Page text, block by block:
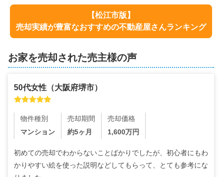
【松江市版】
売却実績が豊富なおすすめの不動産屋さんランキング
お家を売却された売主様の声
50代女性 （大阪府堺市）
物件種別
マンション
売却期間
約5ヶ月
売却価格
1,600万円
初めての売却でわからないことばかりでしたが、初心者にもわ
かりやすい絵を使った説明などしてもらって、とても参考にな